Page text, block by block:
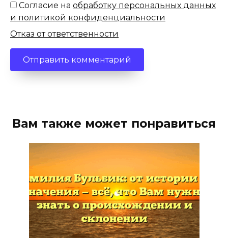
Согласие на обработку персональных данных
и политикой конфиденциальности
Отказ от ответственности
Вам также может понравиться